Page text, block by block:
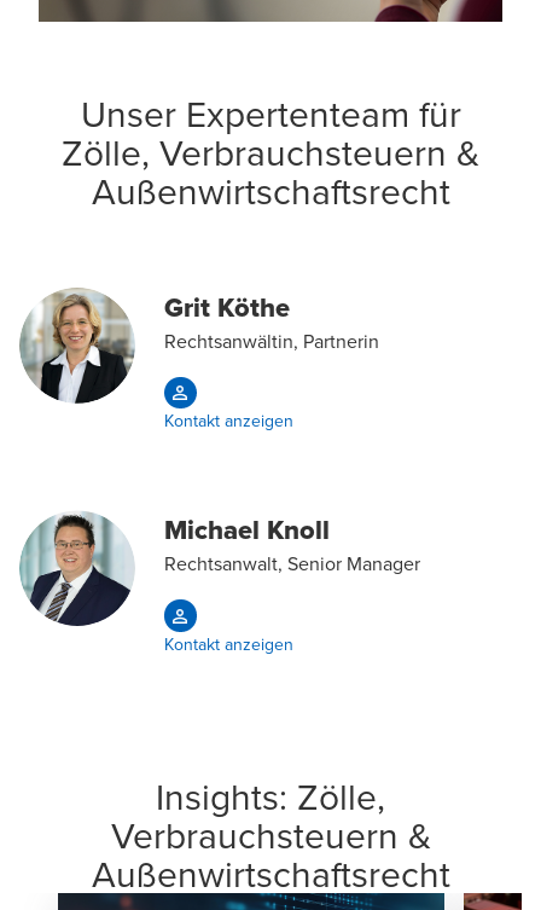
Unser Expertenteam für
Zölle, Verbrauchsteuern &
Außenwirtschaftsrecht
Grit Köthe
Rechtsanwältin, Partnerin
Kontakt anzeigen
Michael Knoll
Rechtsanwalt, Senior Manager
Kontakt anzeigen
Insights: Zölle,
Verbrauchsteuern &
Außenwirtschaftsrecht